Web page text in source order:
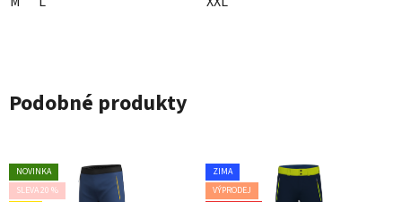
Podobné produkty
NOVINKA
SLEVA 20 %
ZIMA
VÝPRODEJ